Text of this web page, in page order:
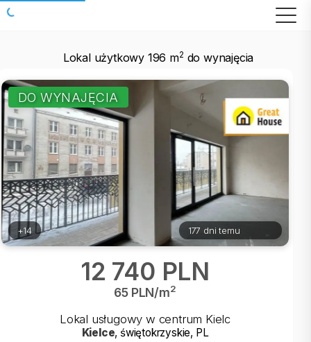
Lokal użytkowy 196 m2 do wynajęcia
DO WYNAJĘCIA
+14 177 dni temu
12 740 PLN
65 PLN/m2
Lokal usługowy w centrum Kielc
Kielce, świętokrzyskie, PL